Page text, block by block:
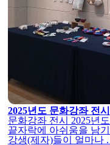
2025년도 문화강좌 전시
문화강좌 전시 2025년
끝자락에 아쉬움을 남
강생(제자)들이 얼마나 .